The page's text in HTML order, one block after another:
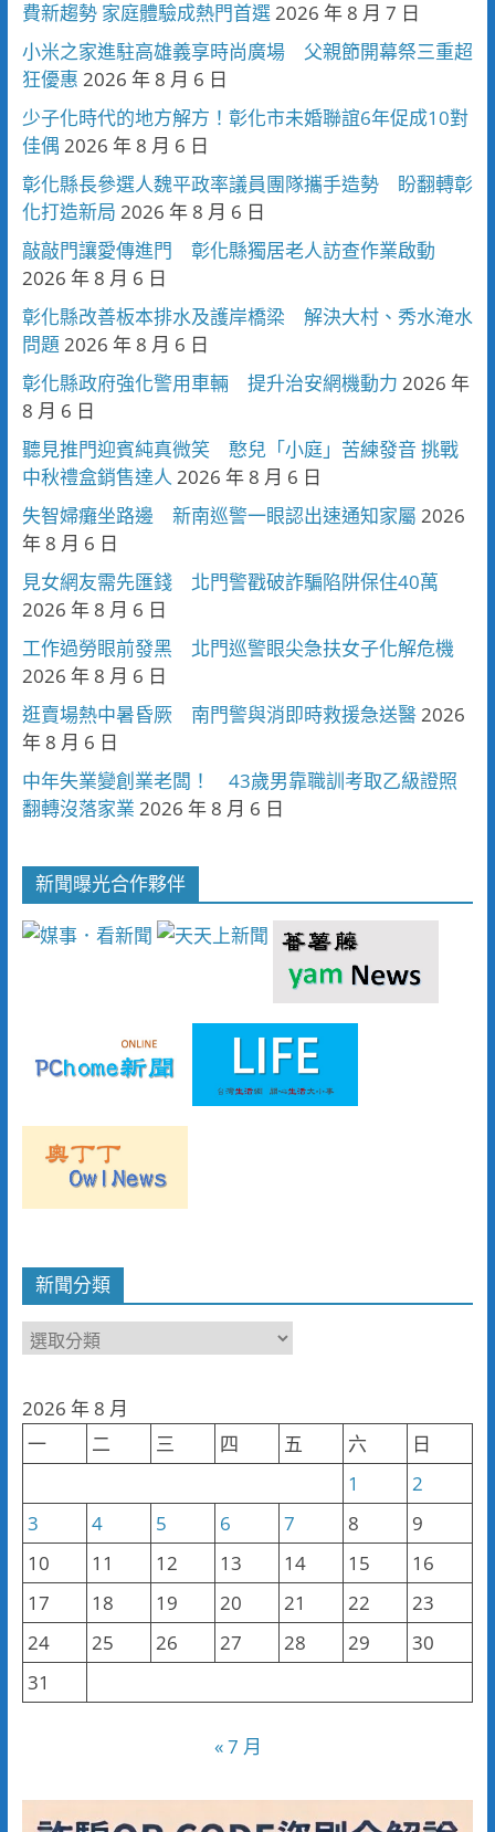
費新趨勢 家庭體驗成熱門首選2026 年 8 月 7 日
小米之家進駐高雄義享時尚廣場 父親節開幕祭三重超
狂優惠 2026 年 8 月 6 日
少子化時代的地方解方！彰化市未婚聯誼6年促成10對
佳偶 2026 年 8 月 6 日
彰化縣長參選人魏平政率議員團隊攜手造勢 盼翻轉彰
化打造新局 2026 年 8 月 6 日
敲敲門讓愛傳進門 彰化縣獨居老人訪查作業啟動
2026 年 8 月 6 日
彰化縣改善板本排水及護岸橋梁 解決大村、秀水淹水
問題 2026 年 8 月 6 日
彰化縣政府強化警用車輛 提升治安網機動力 2026 年
8 月 6 日
聽見推門迎賓純真微笑 憨兒「小庭」苦練發音 挑戰
中秋禮盒銷售達人 2026 年 8 月 6 日
失智婦癱坐路邊 新南巡警一眼認出速通知家屬 2026
年 8 月 6 日
見女網友需先匯錢 北門警戳破詐騙陷阱保住40萬
2026 年 8 月 6 日
工作過勞眼前發黑 北門巡警眼尖急扶女子化解危機
2026 年 8 月 6 日
逛賣場熱中暑昏厥 南門警與消即時救援急送醫2026
年 8 月 6 日
中年失業變創業老闆！ 43歲男靠職訓考取乙級證照
翻轉沒落家業 2026 年 8 月 6 日
新聞曝光合作夥伴
新聞分類
新
類
2026 年 8 月
一
二 三 四 五 六
日
1
2
3
4 5 6 7 8
9
10
11 12 13 14 15
16
17
18 19 20 21 22
23
24
25 26 27 28 29
30
31
« 7 月